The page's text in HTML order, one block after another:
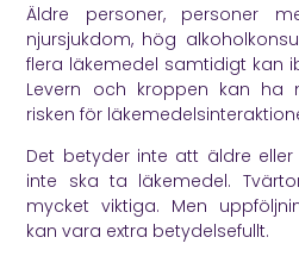
Äldre personer, personer
njursjukdom, hög
flera läkemedel samtidigt kan
Levern och kroppen kan ha
risken för
Det betyder inte att äldre
inte ska ta läkemedel.
mycket viktiga. Men
kan vara extra betydelsefullt.